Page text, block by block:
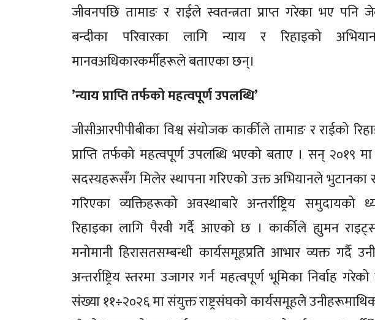
जीवनपछि तामाङ र राईले स्वतन्त्रता प्राप्त गरेका भए पनि
बन्दीका परिवारका लागि न्याय र रिहाइको
मानवअधिकारकर्मीहरूले बताएका छन्।
’न्याय प्राप्ति तर्फको महत्वपूर्ण उपलब्धि’
जीसीआरपीपीबीका विश्व संयोजक कार्कीले तामाङ र राईको
प्राप्ति तर्फको महत्वपूर्ण उपलब्धि भएको बताए । सन् २०१९ मा
सदस्यहरूसँग मिलेर स्थापना गरिएको उक्त अभियानले भुटानका
गरिएका व्यक्तिहरूको अवस्थाबारे अन्तर्राष्ट्रिय समुदायको
रिहाइका लागि पैरवी गर्दै आएको छ । कार्कीले ह्युमन
मनोमानी हिरासतसम्बन्धी कार्यसमूहप्रति आभार व्यक्त गर्दै
अन्तर्राष्ट्रिय स्तरमा उजागर गर्न महत्वपूर्ण भूमिका निर्वाह
संख्या ११÷२०२६ मा संयुक्त राष्ट्रसंघको कार्यसमूहले उनीहरूमाथिको